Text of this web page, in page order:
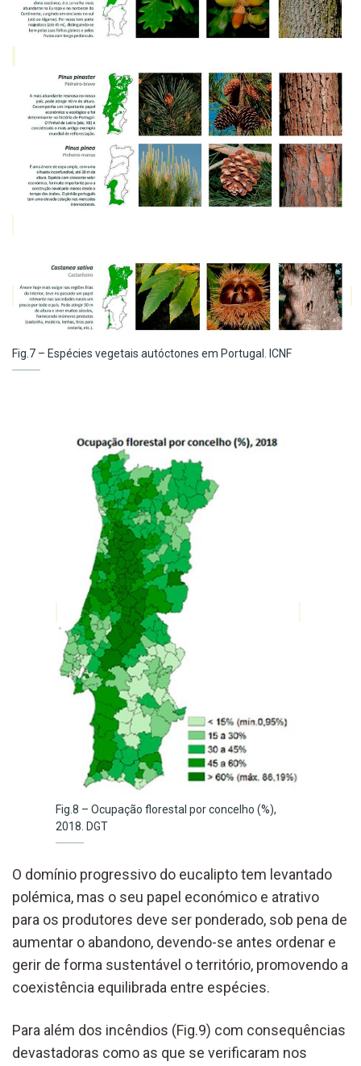
Fig.7 – Espécies vegetais autóctones em Portugal. ICNF
Fig.8 – Ocupação florestal por concelho (%),
2018. DGT
O domínio progressivo do eucalipto tem levantado
polémica, mas o seu papel económico e atrativo
para os produtores deve ser ponderado, sob pena de
aumentar o abandono, devendo-se antes ordenar e
gerir de forma sustentável o território, promovendo a
coexistência equilibrada entre espécies.
Para além dos incêndios (Fig.9) com consequências
devastadoras como as que se verificaram nos